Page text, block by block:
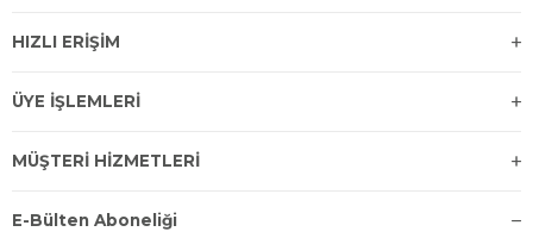
HIZLI ERİŞİM
ÜYE İŞLEMLERİ
MÜŞTERİ HİZMETLERİ
E-Bülten Aboneliği